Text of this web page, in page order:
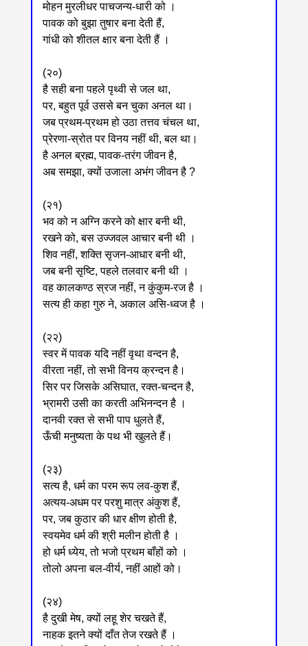
मोहन मुरलीधर पाचजन्य-धारी को ।
पावक को बुझा तुषार बना देती हैं,
गांधी को शीतल क्षार बना देती हैं ।
(२०)
है सही बना पहले पृथ्वी से जल था,
पर, बहुत पूर्व उससे बन चुका अनल था।
जब प्रथम-प्रथम हो उठा तत्तव चंचल था,
प्रेरणा-स्रोत पर विनय नहीं थी, बल था।
है अनल ब्रह्म, पावक-तरंग जीवन है,
अब समझा, क्यों उजाला अभंग जीवन है ?
(२१)
भव को न अग्नि करने को क्षार बनी थी,
रखने को, बस उज्जवल आचार बनी थी ।
शिव नहीं, शक्ति सृजन-आधार बनी थी,
जब बनी सृष्टि, पहले तलवार बनी थी ।
वह कालकण्ठ स्रज नहीं, न कुंकुम-रज है ।
सत्य ही कहा गुरु ने, अकाल असि-ध्वज है ।
(२२)
स्वर में पावक यदि नहीं वृथा वन्दन है,
वीरता नहीं, तो सभी विनय क्रन्दन है।
सिर पर जिसके असिघात, रक्त-चन्दन है,
भ्रामरी उसी का करती अभिनन्दन है ।
दानवी रक्त से सभी पाप धुलते हैं,
ऊँची मनुष्यता के पथ भी खुलते हैं।
(२३)
सत्य है, धर्म का परम रूप लव-कुश हैं,
अत्यय-अधम पर परशु मात्र अंकुश हैं,
पर, जब कुठार की धार क्षीण होती है,
स्वयमेव धर्म की श्री मलीन होती है ।
हो धर्म ध्येय, तो भजो प्रथम बाँहों को ।
तोलो अपना बल-वीर्य, नहीं आहों को।
(२४)
है दुखी मेष, क्यों लहू शेर चखते हैं,
नाहक इतने क्यों दाँत तेज रखते हैं ।